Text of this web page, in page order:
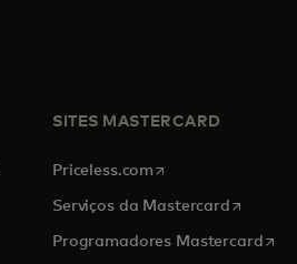
SITES MASTERCARD
Priceless.com opens in a new tab
Serviços da Mastercardopens in
Programadores Mastercard